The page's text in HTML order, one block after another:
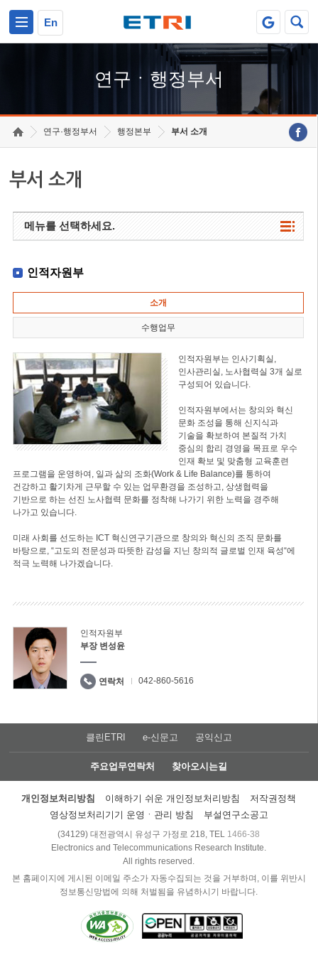
En
연구ㆍ행정부서
연구·행정부서 행정본부 부서 소개
부서 소개
메뉴를 선택하세요.
인적자원부
소개
수행업무
인적자원부는 인사기획실,
인사관리실, 노사협력실 3개 실로
구성되어 있습니다.
인적자원부에서는 창의와 혁신
문화 조성을 통해 신지식과
기술을 확보하여 본질적 가치
중심의 합리 경영을 목표로 우수
인재 확보 및 맞춤형 교육훈련
프로그램을 운영하여, 일과 삶의 조화(Work & Life Balance)를 통하여
건강하고 활기차게 근무할 수 있는 업무환경을 조성하고, 상생협력을
기반으로 하는 선진 노사협력 문화를 정착해 나가기 위한 노력을 경주해
나가고 있습니다.
미래 사회를 선도하는 ICT 혁신연구기관으로 창의와 혁신의 조직 문화를
바탕으로, “고도의 전문성과 따뜻한 감성을 지닌 창의적 글로벌 인재 육성“에
적극 노력해 나가겠습니다.
인적자원부
부장 변성윤
연락처 042-860-5616
클린ETRI e-신문고 공익신고
주요업무연락처 찾아오시는길
개인정보처리방침 이해하기 쉬운 개인정보처리방침
저작권정책
영상정보처리기기 운영ㆍ관리 방침
부설연구소공고
(34129) 대전광역시 유성구 가정로 218, TEL 1466-38
Electronics and Telecommunications Research Institute.
All rights reserved.
본 홈페이지에 게시된 이메일 주소가 자동수집되는 것을 거부하며, 이를 위반시
정보통신망법에 의해 처벌됨을 유념하시기 바랍니다.